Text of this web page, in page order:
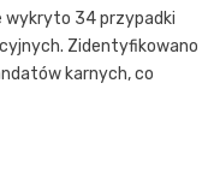
wykryto 34 przypadki
Zidentyfikowano
karnych, co